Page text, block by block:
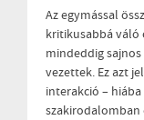
Az egymással
kritikusabbá
mindeddig
vezettek. Ez azt
interakció –
szakirodalomban